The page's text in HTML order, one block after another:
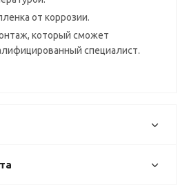
от коррозии.
который сможет
специалист.